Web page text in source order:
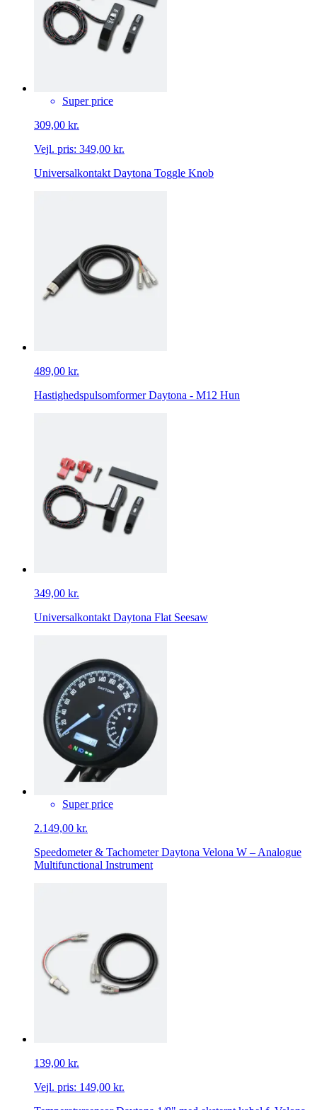
Super price
309,00 kr.
Vejl. pris: 349,00 kr.
Universalkontakt Daytona Toggle Knob
489,00 kr.
Hastighedspulsomformer Daytona - M12 Hun
349,00 kr.
Universalkontakt Daytona Flat Seesaw
Super price
2.149,00 kr.
Speedometer & Tachometer Daytona Velona W – Analogue
Multifunctional Instrument
139,00 kr.
Vejl. pris: 149,00 kr.